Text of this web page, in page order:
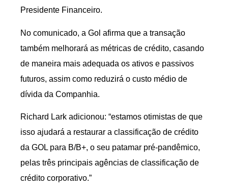
Presidente Financeiro.
No comunicado, a Gol afirma que a transação
também melhorará as métricas de crédito, casando
de maneira mais adequada os ativos e passivos
futuros, assim como reduzirá o custo médio de
dívida da Companhia.
Richard Lark adicionou: “estamos otimistas de que
isso ajudará a restaurar a classificação de crédito
da GOL para B/B+, o seu patamar pré-pandêmico,
pelas três principais agências de classificação de
crédito corporativo.”